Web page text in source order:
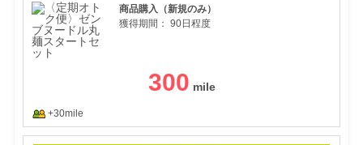
商品購入（新規のみ）
獲得期間： 90日程度
300
+30mile